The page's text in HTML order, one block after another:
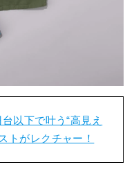
以下で叶う“高見え
トがレクチャー！